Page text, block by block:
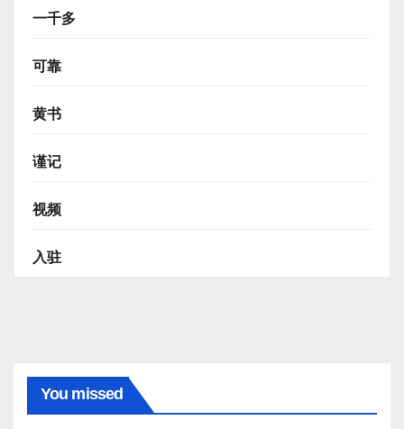
一千多
可靠
黄书
谨记
视频
入驻
You missed